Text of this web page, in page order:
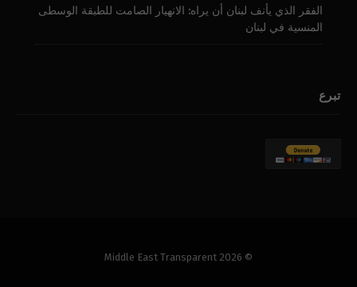
الفقر الذي يأنف لبنان أن يراه: الانهيار الصامت للطبقة الوسطى
المنسية في لبنان
تبرع
© 2026 Middle East Transparent